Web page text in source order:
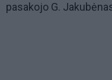
pasakojo G.